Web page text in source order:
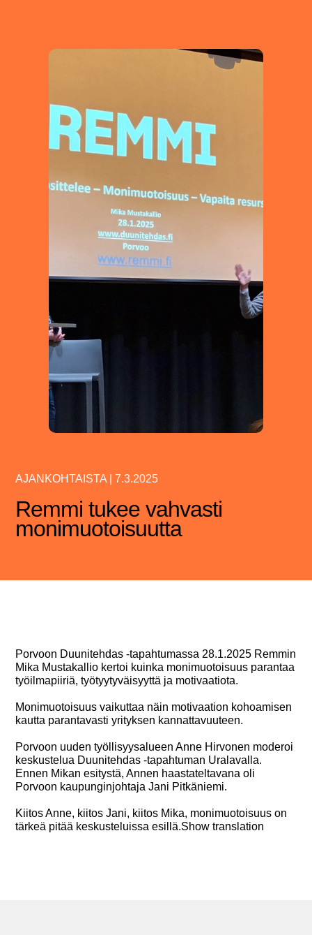
AJANKOHTAISTA |7.3.2025
Remmi tukee vahvasti
monimuotoisuutta
Porvoon Duunitehdas -tapahtumassa 28.1.2025 Remmin
Mika Mustakallio kertoi kuinka monimuotoisuus parantaa
työilmapiiriä, työtyytyväisyyttä ja motivaatiota.
Monimuotoisuus vaikuttaa näin motivaation kohoamisen
kautta parantavasti yrityksen kannattavuuteen.
Porvoon uuden työllisyysalueen Anne Hirvonen moderoi
keskustelua Duunitehdas -tapahtuman Uralavalla.
Ennen Mikan esitystä, Annen haastateltavana oli
Porvoon kaupunginjohtaja Jani Pitkäniemi.
Kiitos Anne, kiitos Jani, kiitos Mika, monimuotoisuus on
tärkeä pitää keskusteluissa esillä.Show translation